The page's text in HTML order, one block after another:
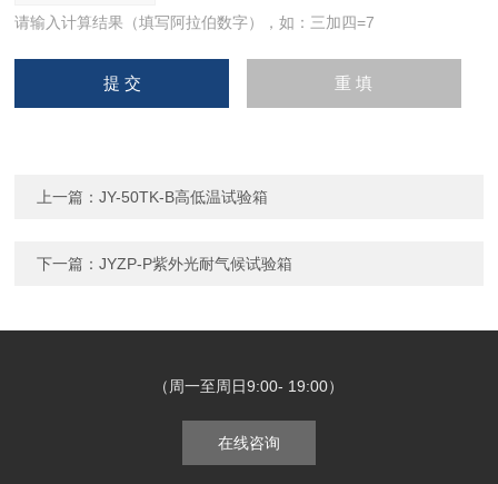
请输入计算结果（填写阿拉伯数字），如：三加四=7
上一篇：JY-50TK-B高低温试验箱
下一篇：JYZP-P紫外光耐气候试验箱
（周一至周日9:00- 19:00）
在线咨询